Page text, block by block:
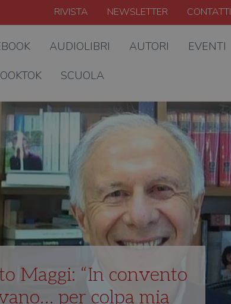
RIVISTA NEWSLETTER CONTATTI
AUDIOLIBRI AUTORI EVENTI
SCUOLA
Maggi: “In convento
per colpa mia